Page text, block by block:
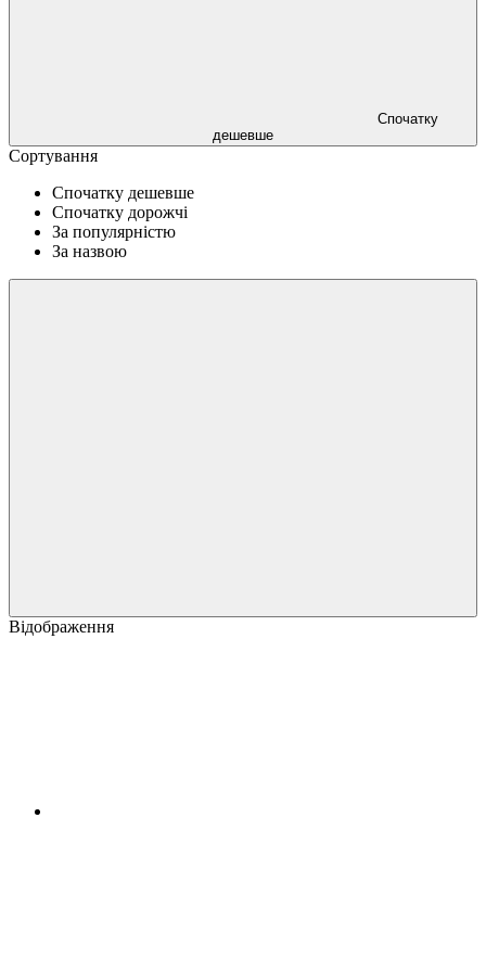
Спочатку
дешевше
Сортування
Спочатку дешевше
Спочатку дорожчі
За популярністю
За назвою
Відображення